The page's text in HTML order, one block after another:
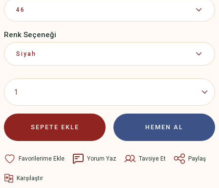
Renk Seçeneği
SEPETE EKLE HEMEN AL
Yorum Yaz Tavsiye Et Paylaş
Karşılaştır